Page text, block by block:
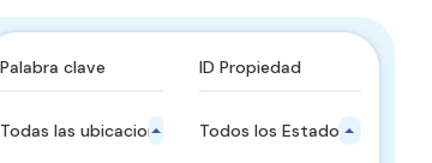
Todas las ubicaciones principalesTodos los Estados